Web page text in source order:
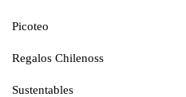
Picoteo
Regalos Chilenoss
Sustentables